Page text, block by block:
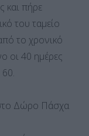
και πήρε
του ταμείο
το χρονικό
οι 40 ημέρες
60.
Δώρο Πάσχα